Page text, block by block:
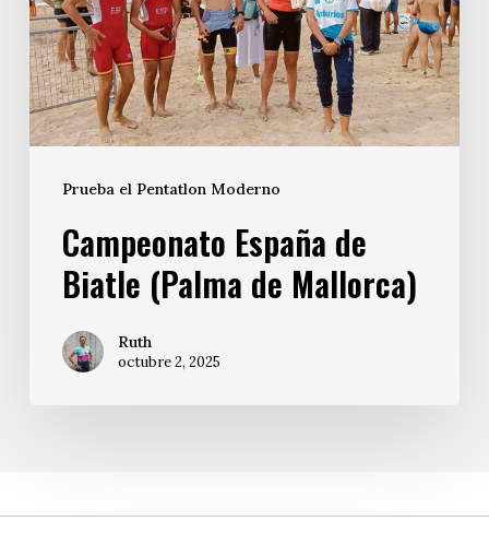
Prueba el Pentatlon Moderno
Campeonato España de
Biatle (Palma de Mallorca)
Ruth
octubre 2, 2025